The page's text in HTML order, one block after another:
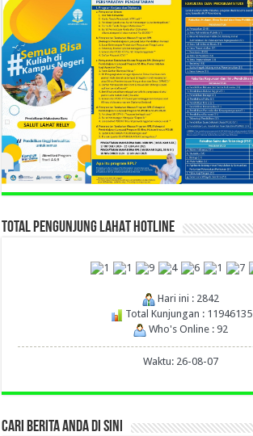
TOTAL PENGUNJUNG LAHAT HOTLINE
Hari ini : 2842
Total Kunjungan : 11946135
Who's Online : 92
Waktu: 26-08-07
CARI BERITA ANDA DI SINI